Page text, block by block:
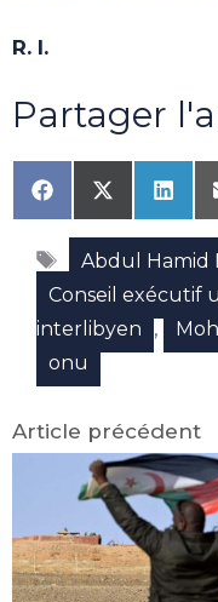
R. I.
Partager
Share
on
Facebook
Share
on
X
(Twitter)
on
Étiquettes
Abdul Hamid
Conseil exécutif
interlibyen
,
onu
Article précédent